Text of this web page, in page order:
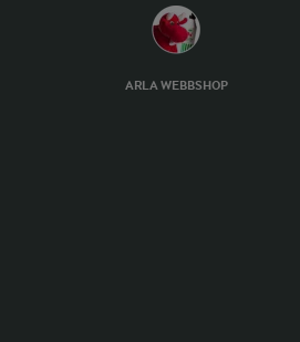
ARLA WEBBSHOP